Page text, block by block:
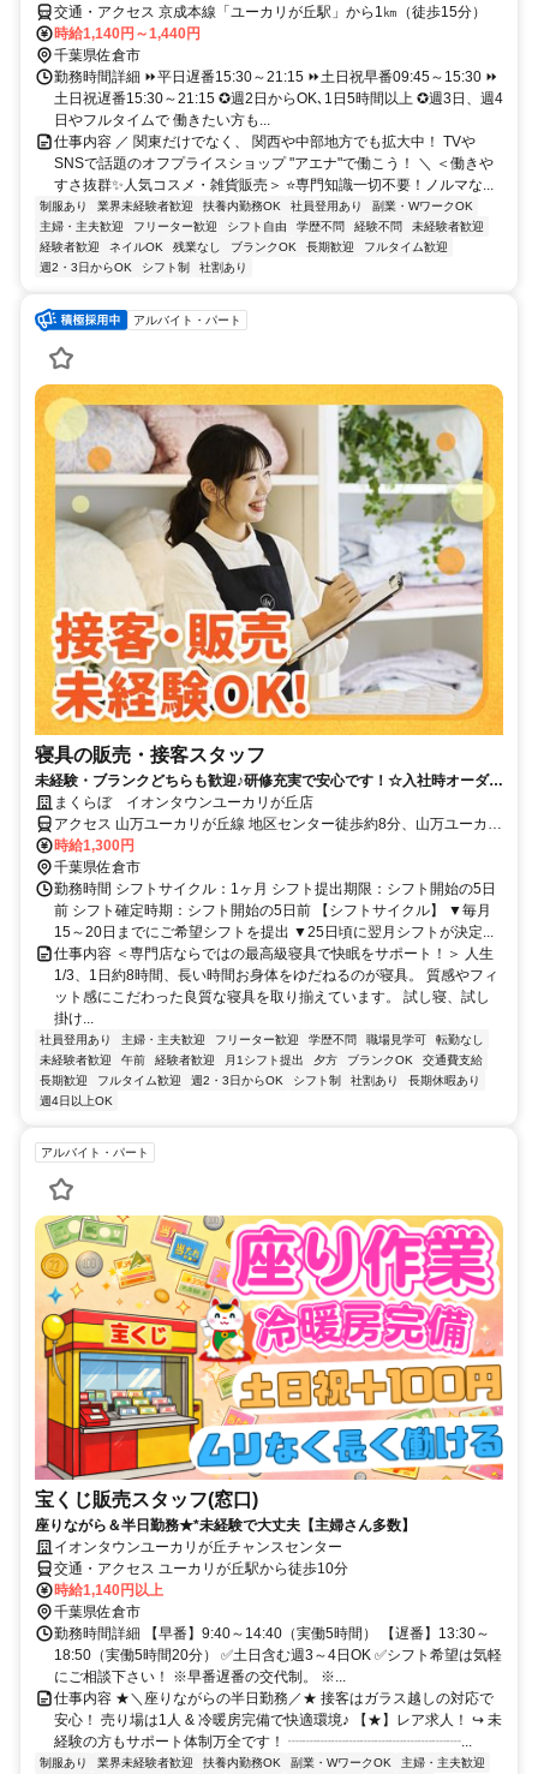
交通・アクセス 京成本線「ユーカリが丘駅」から1㎞（徒歩15分）
時給1,140円～1,440円
千葉県佐倉市
勤務時間詳細 ⏩平日遅番15:30～21:15 ⏩土日祝早番09:45～15:30 ⏩
土日祝遅番15:30～21:15 ✪週2日からOK､1日5時間以上 ✪週3日、週4
日やフルタイムで 働きたい方も...
仕事内容 ／ 関東だけでなく、 関西や中部地方でも拡大中！ TVや
SNSで話題のオフプライスショップ "アエナ"で働こう！ ＼ ＜働きや
すさ抜群✨人気コスメ・雑貨販売＞ ⭐専門知識一切不要！ノルマな...
制服あり 業界未経験者歓迎 扶養内勤務OK 社員登用あり
副業・WワークOK
主婦・主夫歓迎
フリーター歓迎 シフト自由 学歴不問 経験不問
未経験者歓迎
経験者歓迎
ネイルOK 残業なし ブランクOK 長期歓迎
フルタイム歓迎
週2・3日からOK
シフト制 社割あり
アルバイト・パート
寝具の販売・接客スタッフ
未経験・ブランクどちらも歓迎♪研修充実で安心です！☆入社時オーダー
メイド枕プレゼント☆
まくらぼ イオンタウンユーカリが丘店
アクセス 山万ユーカリが丘線 地区センター徒歩約8分、山万ユーカリ
が丘線 公園徒歩約10分、山万ユーカリが丘線 井野（千葉県）徒歩約
11分
時給1,300円
千葉県佐倉市
勤務時間 シフトサイクル：1ヶ月 シフト提出期限：シフト開始の5日
前 シフト確定時期：シフト開始の5日前 【シフトサイクル】 ▼毎月
15～20日までにご希望シフトを提出 ▼25日頃に翌月シフトが決定...
仕事内容 ＜専門店ならではの最高級寝具で快眠をサポート！＞ 人生
1/3、1日約8時間、長い時間お身体をゆだねるのが寝具。 質感やフィ
ット感にこだわった良質な寝具を取り揃えています。 試し寝、試し
掛け...
社員登用あり 主婦・主夫歓迎 フリーター歓迎 学歴不問 職場見学可
転勤なし
未経験者歓迎
午前 経験者歓迎 月1シフト提出 夕方 ブランクOK
交通費支給
長期歓迎
フルタイム歓迎 週2・3日からOK シフト制 社割あり
長期休暇あり
週4日以上OK
アルバイト・パート
宝くじ販売スタッフ(窓口)
座りながら＆半日勤務★*未経験で大丈夫【主婦さん多数】
イオンタウンユーカリが丘チャンスセンター
交通・アクセス ユーカリが丘駅から徒歩10分
時給1,140円以上
千葉県佐倉市
勤務時間詳細 【早番】9:40～14:40（実働5時間） 【遅番】13:30～
18:50（実働5時間20分） ✅土日含む週3～4日OK ✅シフト希望は気軽
にご相談下さい！ ※早番遅番の交代制。 ※...
仕事内容 ★＼座りながらの半日勤務／★ 接客はガラス越しの対応で
安心！ 売り場は1人 & 冷暖房完備で快適環境♪ 【★】レア求人！ ↪ 未
経験の方もサポート体制万全です！ ┈┈┈┈┈┈┈┈┈┈┈┈...
制服あり 業界未経験者歓迎 扶養内勤務OK 副業・WワークOK 主婦・主夫歓迎